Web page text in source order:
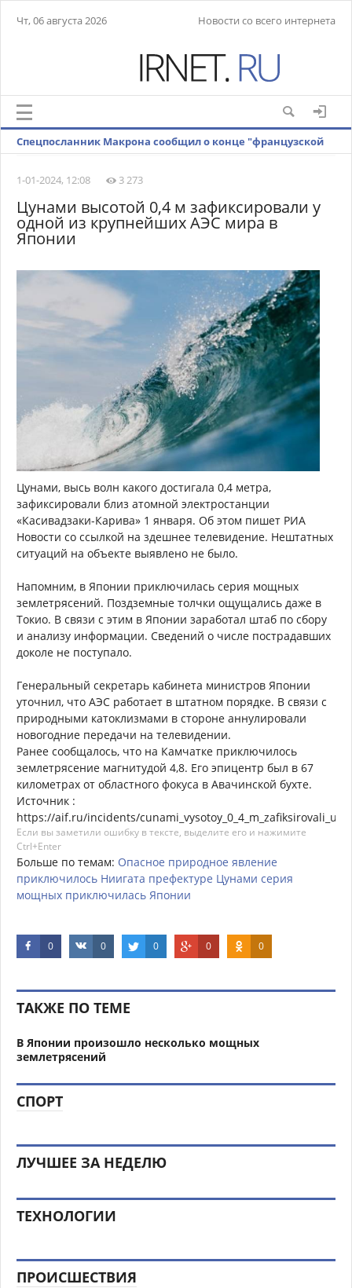
Чт, 06 августа 2026 Новости со всего интернета
Спецпосланник Макрона сообщил о конце "французской
1-01-2024, 12:08
3 273
Цунами высотой 0,4 м зафиксировали у
одной из крупнейших АЭС мира в
Японии
Цунами, высь волн какого достигала 0,4 метра,
зафиксировали близ атомной электростанции
«Касивадзаки-Карива» 1 января. Об этом пишет РИА
Новости со ссылкой на здешнее телевидение. Нештатных
ситуаций на объекте выявлено не было.
Напомним, в Японии приключилась серия мощных
землетрясений. Поздземные толчки ощущались даже в
Токио. В связи с этим в Японии заработал штаб по сбору
и анализу информации. Сведений о числе пострадавших
доколе не поступало.
Генеральный секретарь кабинета министров Японии
уточнил, что АЭС работает в штатном порядке. В связи с
природными катоклизмами в стороне аннулировали
новогодние передачи на телевидении.
Ранее сообщалось, что на Камчатке приключилось
землетрясение магнитудой 4,8. Его эпицентр был в 67
километрах от областного фокуса в Авачинской бухте.
Источник :
https://aif.ru/incidents/
Если вы заметили ошибку в тексте, выделите его и нажимите
Ctrl+Enter
Больше по темам: Опасное природное явление
приключилось Ниигата префектуре Цунами серия
мощных приключилась Японии
0 0 0 0 0
ТАКЖЕ ПО ТЕМЕ
В Японии произошло несколько мощных
землетрясений
СПОРТ
ЛУЧШЕЕ ЗА НЕДЕЛЮ
ТЕХНОЛОГИИ
ПРОИСШЕСТВИЯ